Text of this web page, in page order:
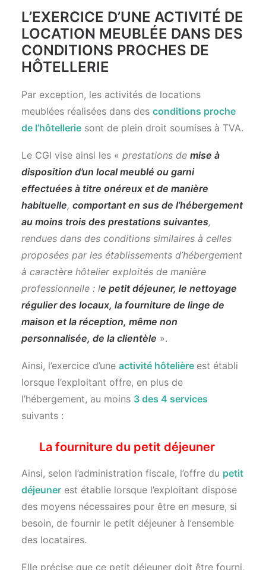
L’EXERCICE D’UNE ACTIVITÉ DE
LOCATION MEUBLÉE DANS DES
CONDITIONS PROCHES DE
HÔTELLERIE
Par exception, les activités de locations
meublées réalisées dans des conditions proche
de l’hôtellerie sont de plein droit soumises à TVA.
Le CGI vise ainsi les « prestations de mise à
disposition d’un local meublé ou garni
effectuées à titre onéreux et de manière
habituelle, comportant en sus de l’hébergement
au moins trois des prestations suivantes,
rendues dans des conditions similaires à celles
proposées par les établissements d’hébergement
à caractère hôtelier exploités de manière
professionnelle : le petit déjeuner, le nettoyage
régulier des locaux, la fourniture de linge de
maison et la réception, même non
personnalisée, de la clientèle ».
Ainsi, l’exercice d’une activité hôtelière est établi
lorsque l’exploitant offre, en plus de
l’hébergement, au moins 3 des 4 services
suivants :
La fourniture du petit déjeuner
Ainsi, selon l’administration fiscale, l’offre du petit
déjeuner est établie lorsque l’exploitant dispose
des moyens nécessaires pour être en mesure, si
besoin, de fournir le petit déjeuner à l’ensemble
des locataires.
Elle précise que ce petit déjeuner doit être fourni,